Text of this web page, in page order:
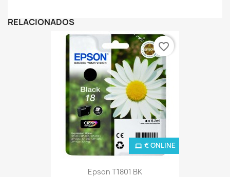
RELACIONADOS
Epson T1801 BK
€ ONLINE
favorite_border